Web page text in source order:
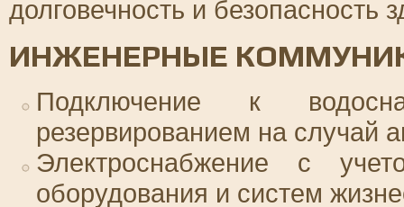
долговечность и безопасность
ИНЖЕНЕРНЫЕ
Подключение к
резервированием на случай
Электроснабжение с
оборудования и систем